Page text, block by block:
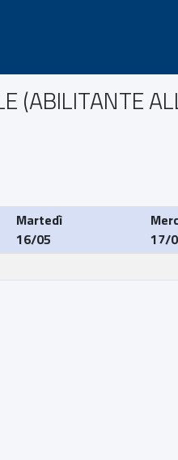
Martedì
16/05
17/